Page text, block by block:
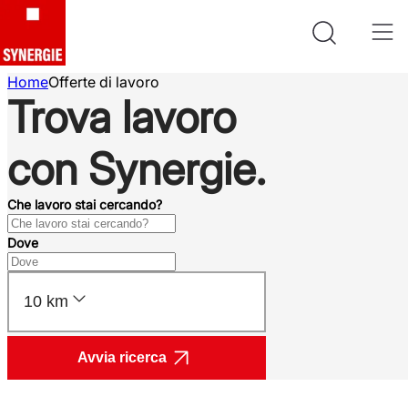
HomeOfferte di lavoro
Trova lavoro
con Synergie.
Che lavoro stai cercando?
Dove
10 km
Avvia ricerca